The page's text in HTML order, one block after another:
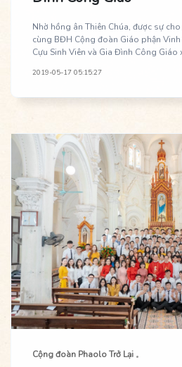
Nhờ hồng ân Thiên Chúa, được sự
cùng BĐH Cộng đoàn Giáo phận
Cựu Sinh Viên và Gia Đình Công
và Gia Đình Công Giáo. Thánh lễ là
thông qua việc phục vụ và tổ chức
2019-05-17 05:15:27
Cộng đoàn Phaolo Trở Lại